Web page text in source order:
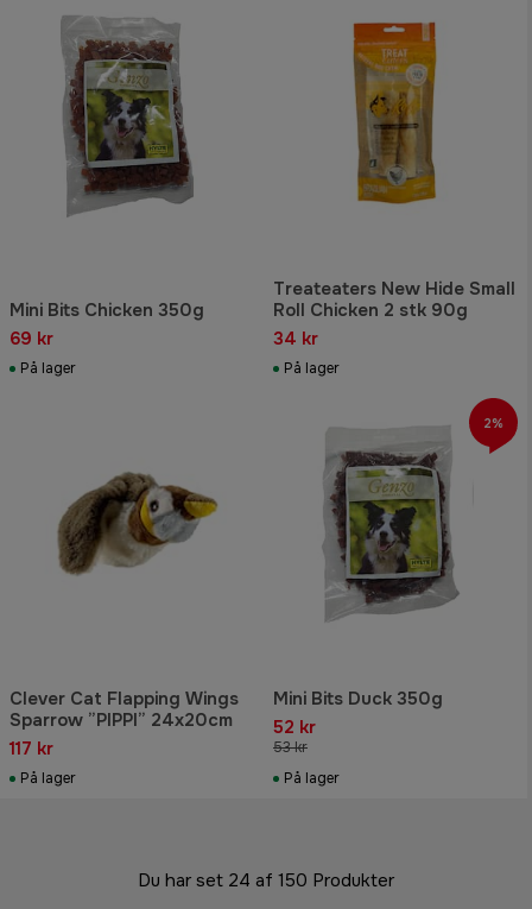
Mini Bits Chicken 350g
69 kr
På lager
Treateaters New Hide Small
Roll Chicken 2 stk 90g
34 kr
På lager
Clever Cat Flapping Wings
Sparrow ”PIPPI” 24x20cm
117 kr
På lager
Mini Bits Duck 350g
52 kr
53 kr
På lager
2%
Du har set 24 af 150 Produkter